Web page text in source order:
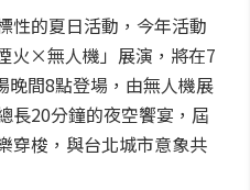
性的夏日活動，今年活動
火×無人機」展演，將在7
晚間8點登場，由無人機展
長20分鐘的夜空饗宴，屆
穿梭，與台北城市意象共